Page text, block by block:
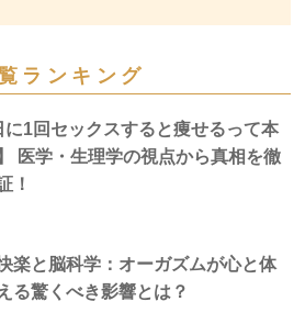
ランキング
に1回セックスすると痩せるって本
医学・生理学の視点から真相を徹
！
楽と脳科学：オーガズムが心と体
る驚くべき影響とは？